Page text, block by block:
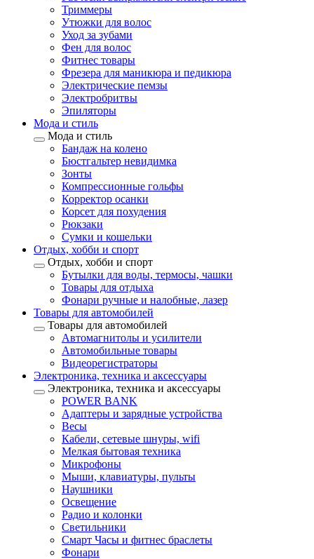
Триммеры
Утюжки для волос
Уход за зубами
Фен для волос
Фитнес товары
Фрезера для маникюра и педикюра
Электрические пемзы
Электробритвы
Эпиляторы
Мода и стиль
Мода и стиль
Бандаж на колено
Бюстгальтер невидимка
Зонты
Компрессионные гольфы
Корректор осанки
Корсет для похудения
Рюкзаки
Сумки и кошельки
Отдых, хобби и спорт
Отдых, хобби и спорт
Бутылки для воды, термосы, чашки
Товары для отдыха
Фонари ручные и налобные, лазер
Товары для автомобилей
Товары для автомобилей
Автомагнитолы и усилители
Автомобильные товары
Видеорегистраторы
Электроника, техника и аксессуары
Электроника, техника и аксессуары
POWER BANK
Адаптеры и зарядные устройства
Весы
Кабели, сетевые шнуры, wifi
Мелкая бытовая техника
Микрофоны
Мыши, клавиатуры, пульты
Наушники
Освещение
Радио и колонки
Светильники
Смарт Часы и фитнес браслеты
Фонари